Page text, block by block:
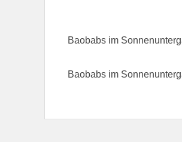
Baobabs im
Baobabs im